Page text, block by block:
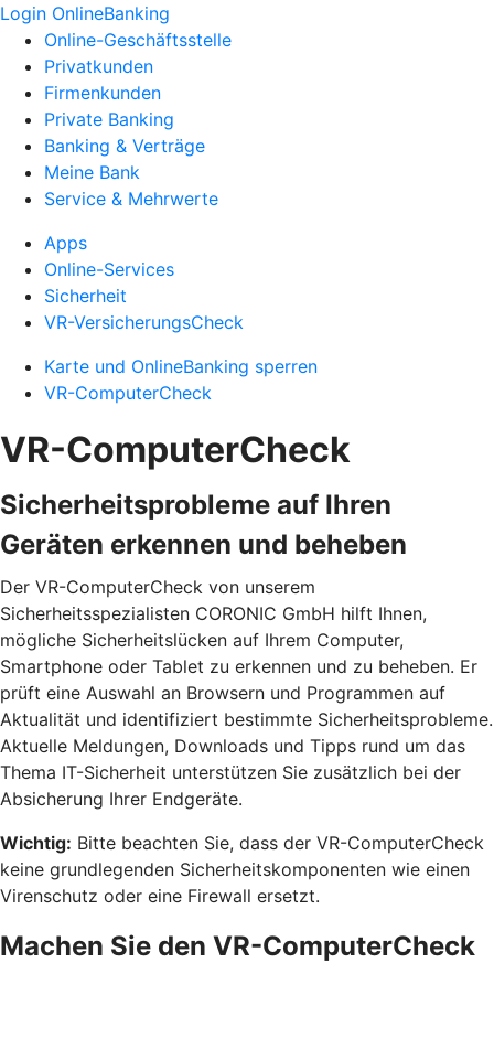
Login OnlineBanking
Online-Geschäftsstelle
Privatkunden
Firmenkunden
Private Banking
Banking & Verträge
Meine Bank
Service & Mehrwerte
Apps
Online-Services
Sicherheit
VR-VersicherungsCheck
Karte und OnlineBanking sperren
VR-ComputerCheck
VR-ComputerCheck
Sicherheitsprobleme auf Ihren
Geräten erkennen und beheben
Der VR-ComputerCheck von unserem
Sicherheitsspezialisten CORONIC GmbH hilft Ihnen,
mögliche Sicherheitslücken auf Ihrem Computer,
Smartphone oder Tablet zu erkennen und zu beheben. Er
prüft eine Auswahl an Browsern und Programmen auf
Aktualität und identifiziert bestimmte Sicherheitsprobleme.
Aktuelle Meldungen, Downloads und Tipps rund um das
Thema IT-Sicherheit unterstützen Sie zusätzlich bei der
Absicherung Ihrer Endgeräte.
Wichtig: Bitte beachten Sie, dass der VR-ComputerCheck
keine grundlegenden Sicherheitskomponenten wie einen
Virenschutz oder eine Firewall ersetzt.
Machen Sie den VR-ComputerCheck